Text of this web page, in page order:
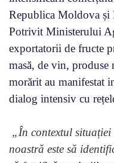
Republica Moldova și
Potrivit Ministerului
exportatorii de fructe
masă, de vin, produse
morărit au manifestat
dialog intensiv cu
„În contextul
noastră este să